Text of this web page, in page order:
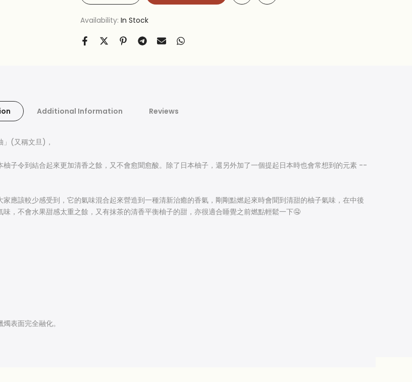
Availability: In Stock
Additional Information Reviews
」(又稱文旦)，
子令到結合起來更加清香之餘，又不會愈聞愈酸。除了日本柚子，還另外加了一個提起日本時也會常想到的元素 --
應該較少感受到，它的氣味混合起來營造到一種清新治癒的香氣，剛剛點燃起來時會聞到清甜的柚子氣味，在中後
，不會水果甜感太重之餘，又有抹茶的清香平衡柚子的甜，亦很適合睡覺之前燃點輕鬆一下🤤
表面完全融化。